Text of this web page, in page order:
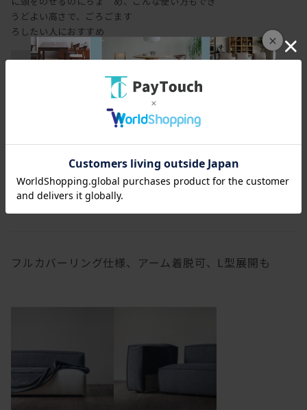
×
うどよい高さで、ごろご
ろしたい人におすすめ
ます
肘をついたり置いたり
するのに丁度よい高さ
の背もたれ
フルカバーリング仕様、アーム着脱可、L型展開も